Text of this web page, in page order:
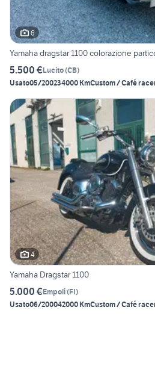
6
Yamaha dragstar 1100 colorazione
5.500 €Lucito(CB)
Usato05/200234000 KmCustom / Café
4
Yamaha Dragstar 1100
5.000 €Empoli(FI)
Usato06/200042000 KmCustom / Café